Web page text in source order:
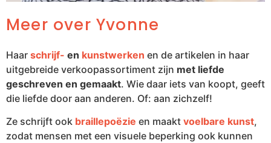
Meer over Yvonne
Haar schrijf- en kunstwerken en de artikelen in haar
uitgebreide verkoopassortiment zijn met liefde
geschreven en gemaakt. Wie daar iets van koopt, geeft
die liefde door aan anderen. Of: aan zichzelf!
Ze schrijft ook braillepoëzie en maakt voelbare kunst,
zodat mensen met een visuele beperking ook kunnen